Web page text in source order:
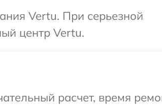
Vertu. При серьезной
центр Vertu.
расчет, время